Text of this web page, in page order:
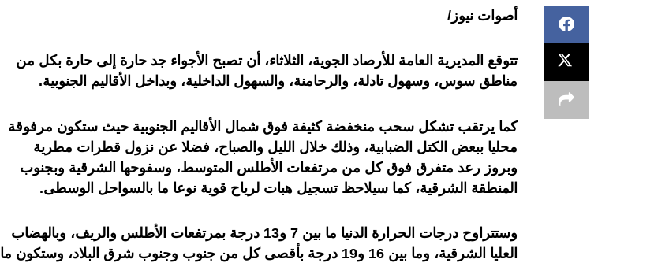
أصوات نيوز/
تتوقع المديرية العامة للأرصاد الجوية، الثلاثاء، أن تصبح الأجواء جد حارة إلى حارة بكل من
مناطق سوس، وسهول تادلة، والرحامنة، والسهول الداخلية، وبداخل الأقاليم الجنوبية.
كما يرتقب تشكل سحب منخفضة كثيفة فوق شمال الأقاليم الجنوبية حيث ستكون مرفوقة
محليا ببعض الكتل الضبابية، وذلك خلال الليل والصباح، فضلا عن نزول قطرات مطرية
وبروز رعد متفرق فوق كل من مرتفعات الأطلس المتوسط، وسفوحها الشرقية وبجنوب
المنطقة الشرقية، كما سيلاحظ تسجيل هبات لرياح قوية نوعا ما بالسواحل الوسطى.
وستتراوح درجات الحرارة الدنيا ما بين 7 و13 درجة بمرتفعات الأطلس والريف، وبالهضاب
العليا الشرقية، وما بين 16 و19 درجة بأقصى كل من جنوب وجنوب شرق البلاد، وستكون ما